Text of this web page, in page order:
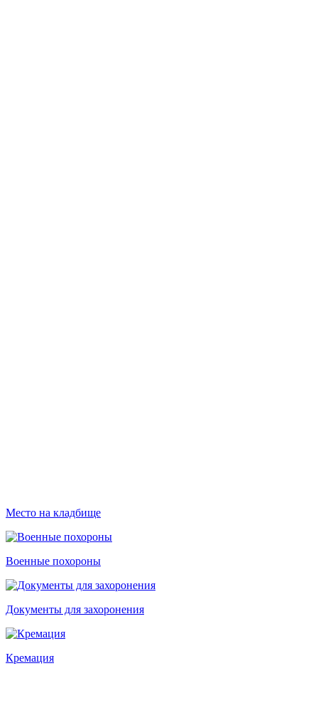
Место на кладбище
Военные похороны
Документы для захоронения
Кремация